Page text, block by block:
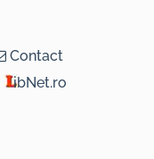
Contact
ibNet.ro